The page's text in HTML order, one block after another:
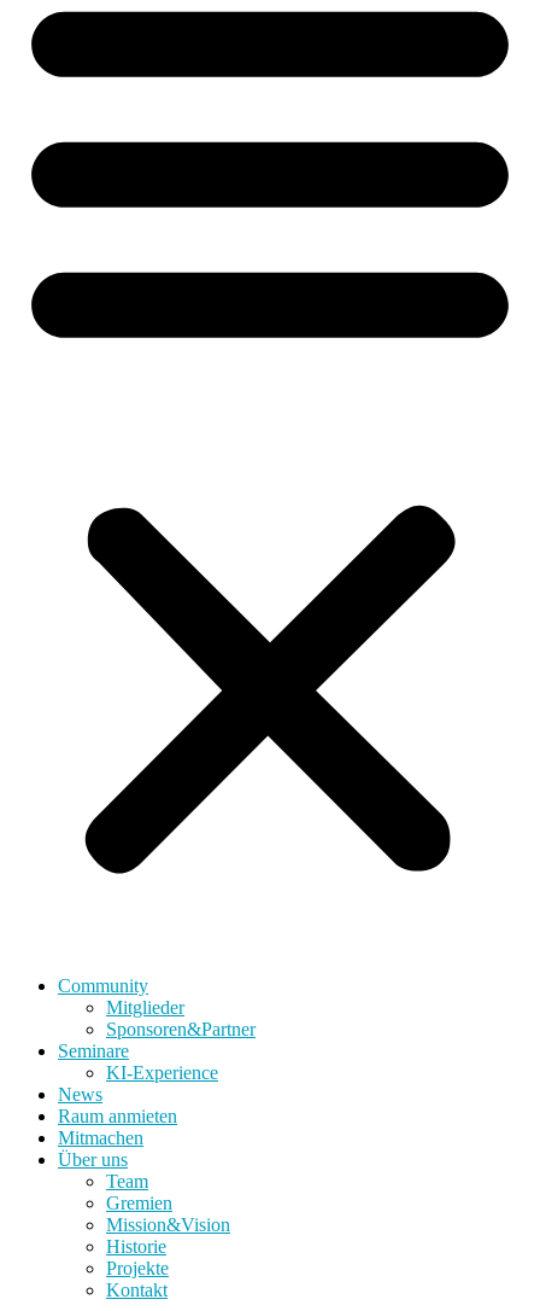
Community
Mitglieder
Sponsoren&Partner
Seminare
KI-Experience
News
Raum anmieten
Mitmachen
Über uns
Team
Gremien
Mission&Vision
Historie
Projekte
Kontakt